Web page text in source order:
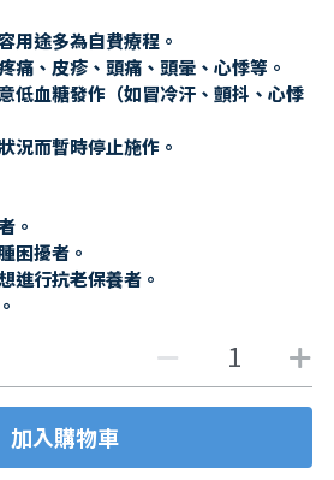
用途多為自費療程。
痛、皮疹、頭痛、頭暈、心悸等。
低血糖發作（如冒冷汗、顫抖、心悸
況而暫時停止施作。
。
困擾者。
進行抗老保養者。
加入購物車